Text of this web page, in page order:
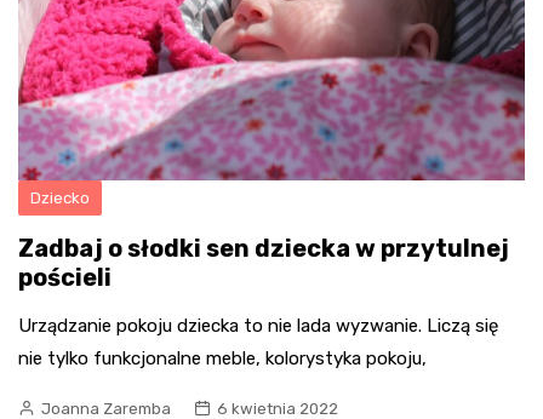
Dziecko
Zadbaj o słodki sen dziecka w przytulnej
pościeli
Urządzanie pokoju dziecka to nie lada wyzwanie. Liczą się
nie tylko funkcjonalne meble, kolorystyka pokoju,
Joanna Zaremba 6 kwietnia 2022